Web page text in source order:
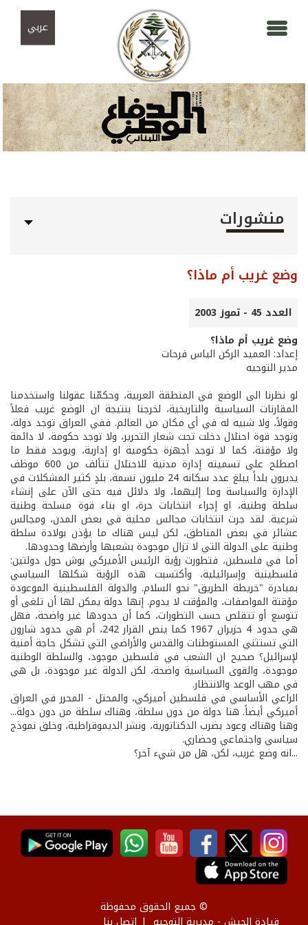
عربي
منشورات
وضع غريب أم ماذا؟
العدد 45 - تموز 2003
وضع غريب أم ماذا؟
إعداد: العميد الركن الياس فرحات
مدير التوجيه
لو نظرنا الى الوضع في المنطقة العربية، وحكمّنا عقولنا واستخدمنا
المقارنات السياسية والتاريخية، لخرجنا بنتيجة ان الوضع غريب فعلاً
وقولاً، ولا شبيه له في أي مكان من العالم. ففي العراق توجد دولة،
وتوجد قوة احتلال دخلت تحت شعار التحرير، ولا توجد حكومة، لا دائمة
ولا مؤقتة، كما لا توجد أجهزة حكومية او إدارية، ويوجد فقط ما
اصطلح على تسميته إدارة مدنية للاحتلال تتألف من 600 موظف
يديرون بلداً يبلغ عدد سكانه 24 مليون نسمة، بلدٍ كثير المشكلات في
الإدارة والسياسة وما إليهما، ولا دلائل فيه حتى الآن على إنشاء
سلطة وطنية، او إجراء انتخابات حرة، او بناء قوة مسلحة وطنية
شرعية. لقد جرت انتخابات مجالس محلية في بعض المدن، ومجالس
عشائر في بعض المناطق، لكن ليس هناك ما يؤذن بولادة سلطة
وطنية على الدولة التي لا تزال موجودة بشعبها وأرضها وحدودها.
أما في فلسطين، فتطورت رؤية الرئيس الأميركي بوش حول دولتين:
فلسطينية وإسرائيلية، وأكتسبت هذه الرؤية شكلها السياسي
بمبادرة "خريطة الطريق" نحو السلام. والدولة الفلسطينية الموعودة
مؤقتة المواصفات، والمؤقت لا يدوم. إنها دولة يمكن لها أن تلغى أو
تتوسع أو تتقلص حسب التطورات، كما أن حدودها غير واضحة، فهل
هي حدود 4 حزيران 1967 كما ينص القرار 242، أم هي حدود شارون
التي تستثني المستوطنات والقدس والأراضي التي تشكل حاجة أمنية
لإسرائيل؟ صحيح ان الشعب في فلسطين موجود، والسلطة الوطنية
موجودة، والقوى السياسية واضحة، لكن الدولة غير موجودة، بل هي
في مهب الوعد والانتظار.
الراعي الأساسي في فلسطين أميركي، والمحتل - المحرر في العراق
أميركي أيضاً. هنا دولة من دون سلطة، وهناك سلطة من دون دولة...
وهنا وهناك وعود بضرب الدكتاتورية، ونشر الديموقراطية، وخلق نموذج
سياسي واجتماعي وحضاري.
...انه وضع غريب، لكن، هل من شيء آخر؟
© جميع الحقوق محفوظة